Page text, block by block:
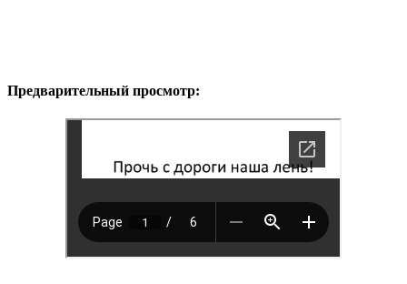
Предварительный просмотр: